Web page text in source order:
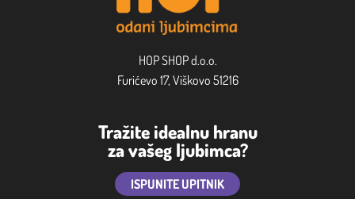
HOP SHOP d.o.o.
Furićevo 17, Viškovo 51216
Tražite idealnu hranu
za vašeg ljubimca?
ISPUNITE UPITNIK